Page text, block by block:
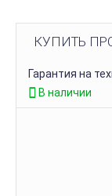
КУПИТЬ
Гарантия на
В наличии